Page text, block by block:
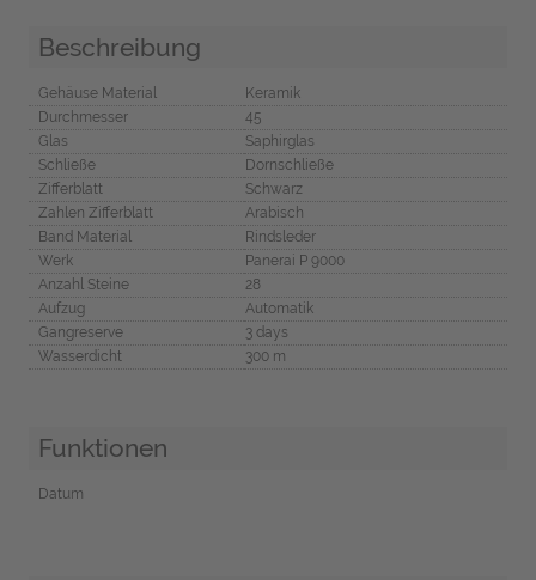
Beschreibung
Gehäuse Material
Keramik
Durchmesser
45
Glas
Saphirglas
Schließe
Dornschließe
Zifferblatt
Schwarz
Zahlen Zifferblatt
Arabisch
Band Material
Rindsleder
Werk
Panerai P 9000
Anzahl Steine
28
Aufzug
Automatik
Gangreserve
3 days
Wasserdicht
300 m
Funktionen
Datum